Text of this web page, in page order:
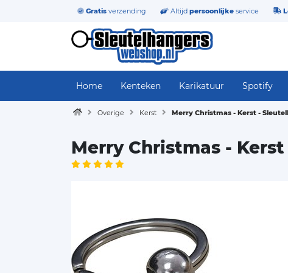
Gratis verzending Altijd persoonlijke service
Home Kenteken Karikatuur Spotify
Overige Kerst Merry Christmas - Kerst -
Merry Christmas -